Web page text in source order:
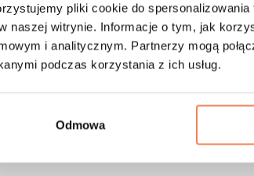
pliki cookie do
naszej witrynie. Informacje o tym, jak
i analitycznym. Partnerzy mogą
podczas korzystania z ich usług.
Odmowa